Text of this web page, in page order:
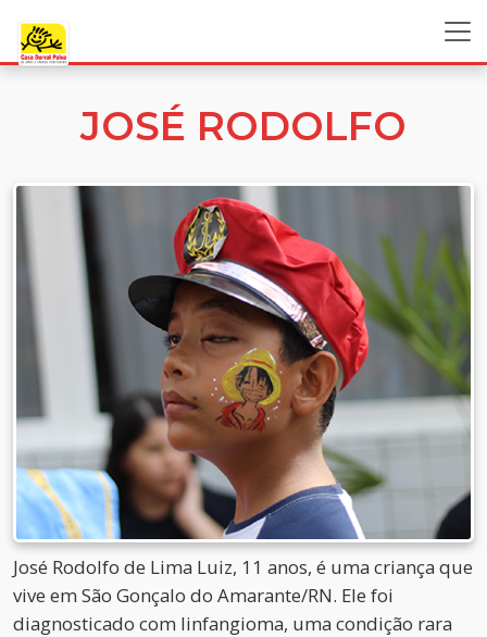
JOSÉ RODOLFO
José Rodolfo de Lima Luiz, 11 anos, é uma criança que
vive em São Gonçalo do Amarante/RN. Ele foi
diagnosticado com linfangioma, uma condição rara